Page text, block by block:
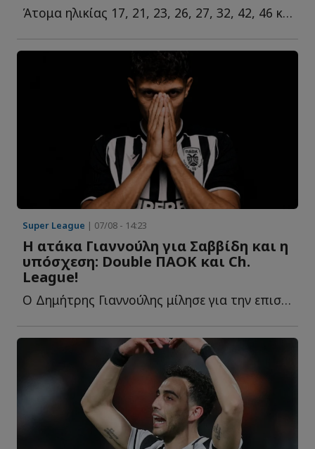
Άτομα ηλικίας 17, 21, 23, 26, 27, 32, 42, 46 και 49 ετών συνέλαβε η...
Super League | 07/08 - 14:23
Η ατάκα Γιαννούλη για Σαββίδη και η
υπόσχεση: Double ΠΑΟΚ και Ch.
League!
Ο Δημήτρης Γιαννούλης μίλησε για την επιστροφή του σ...